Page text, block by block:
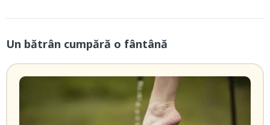
Un bătrân cumpără o fântână